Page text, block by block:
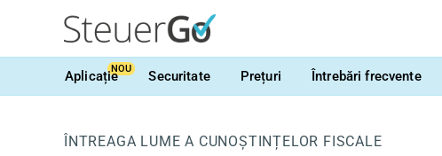
AplicațieNOU Securitate Prețuri Întrebări frecvente
ÎNTREAGA LUME A CUNOȘTINȚELOR FISCALE